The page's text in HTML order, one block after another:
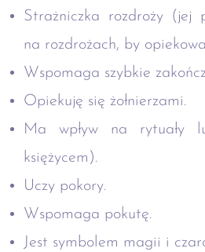
Strażniczka rozdroży (jej
na rozdrożach, by
Wspomaga szybkie
Opiekuję się żołnierzami.
Ma wpływ na rytuały
księżycem).
Uczy pokory.
Wspomaga pokutę.
Jest symbolem magii i